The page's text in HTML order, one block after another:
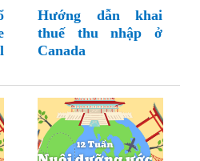
Hướng dẫn khai
thuế thu nhập ở
Canada